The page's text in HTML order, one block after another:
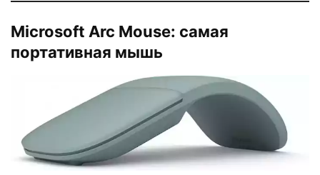
Microsoft Arc Mouse: самая
портативная мышь